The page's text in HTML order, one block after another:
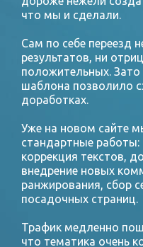
что мы и сделали.
Сам по себе переезд
результатов, ни
положительных. Зато
шаблона позволило
доработках.
Уже на новом сайте
стандартные
коррекция текстов,
внедрение новых
ранжирования, сбор
посадочных страниц.
Трафик медленно
что тематика очень